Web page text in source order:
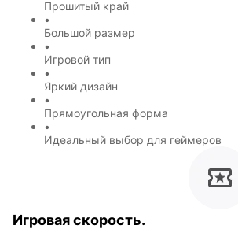
Прошитый край
•
Большой размер
•
Игровой тип
•
Яркий дизайн
•
Прямоугольная форма
•
Идеальный выбор для геймеров
Игровая скорость.
Hot